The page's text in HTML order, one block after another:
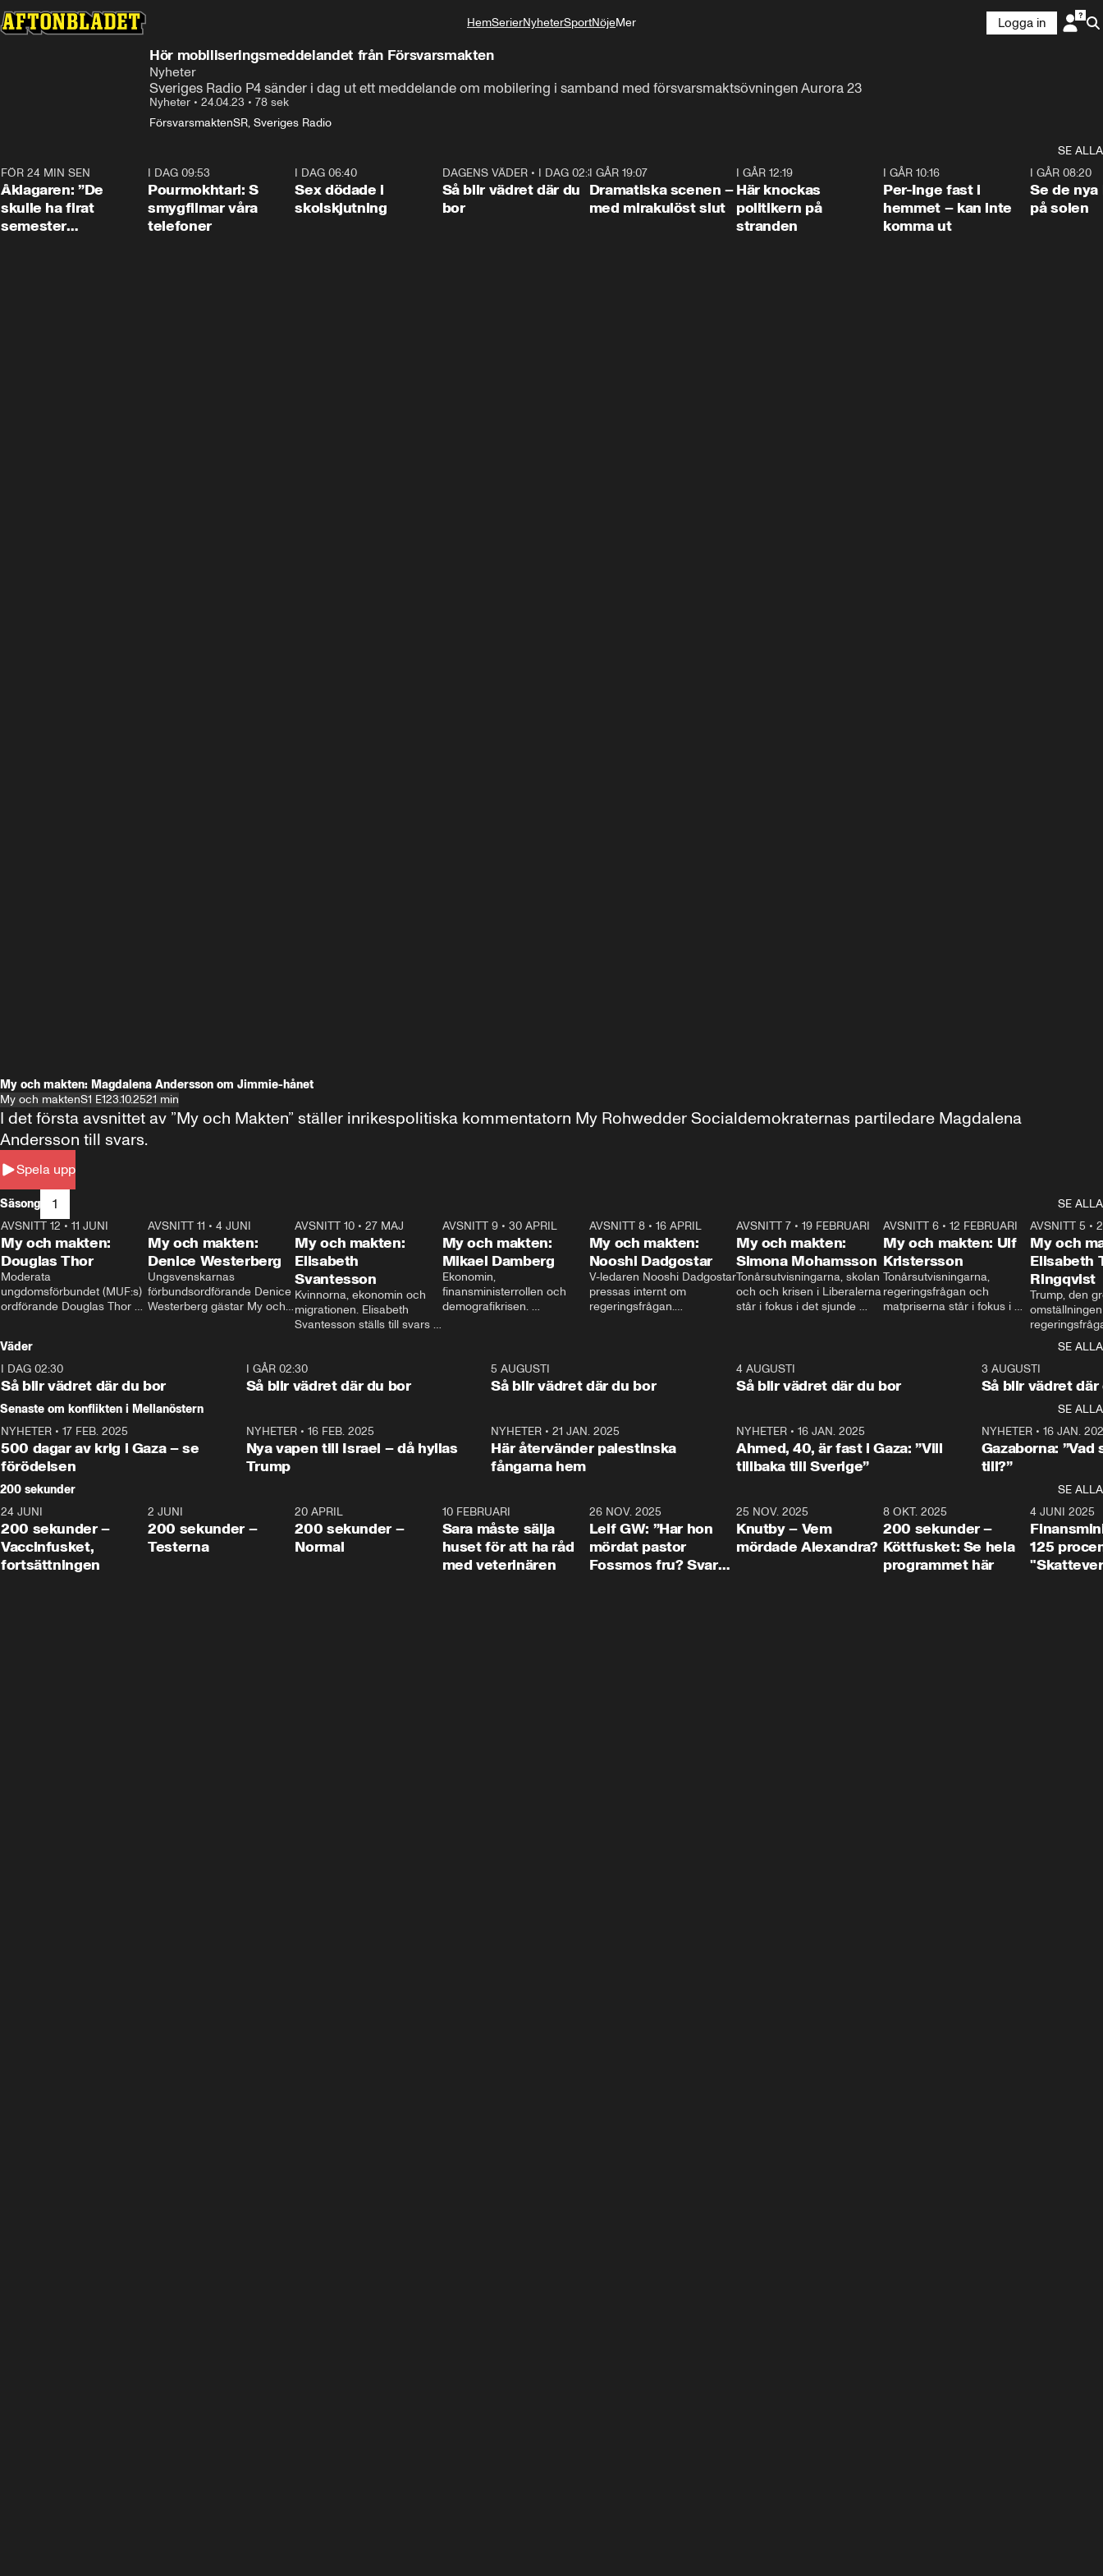
HemSerierNyheterSportNöjeMer
Logga in
Hör mobiliseringsmeddelandet från Försvarsmakten
Nyheter
Sveriges Radio P4 sänder i dag ut ett meddelande om mobilering i samband med försvarsmaktsövningen Aurora 23
Nyheter • 24.04.23 • 78 sek
FörsvarsmaktenSR, Sveriges Radio
SE ALLA
FÖR 24 MIN SEN
Åklagaren: ”De
skulle ha firat
semester
I DAG 09:53
Pourmokhtari: S
smygfilmar våra
telefoner
I DAG 06:40
Sex dödade i
skolskjutning
1:06
DAGENS VÄDER• I DAG 02:30
Så blir vädret där du
bor
I GÅR 19:07
Dramatiska scenen –
med mirakulöst slut
I GÅR 12:19
Här knockas
politikern på
stranden
I GÅR 10:16
Per-Inge fast i
hemmet – kan inte
komma ut
I GÅR 08:20
Se de
på solen
My och makten: Magdalena Andersson om Jimmie-hånet
My och maktenS1 E123.10.2521 min
Spela upp
I det första avsnittet av ”My och Makten” ställer inrikespolitiska kommentatorn My Rohwedder Socialdemokraternas partiledare Magdalena
Andersson till svars.
Säsong 1
SE ALLA
26:27
AVSNITT 12 • 11 JUNI
My och makten:
Douglas Thor
Moderata
ungdomsförbundet (MUF:s)
ordförande Douglas Thor
tonårsutvisningarna och hur
Moderaterna ska locka
väljare till valet i höst.
23:40
AVSNITT 11 •4 JUNI
My och makten:
Denice Westerberg
Ungsvenskarnas
förbundsordförande Denice
Westerberg gästar My och
AVSNITT 10 •27 MAJ
My och makten:
Elisabeth
Svantesson
Kvinnorna, ekonomin och
migrationen. Elisabeth
Svantesson ställs till svars
AVSNITT 9• 30 APRIL
My och makten:
Mikael Damberg
Ekonomin,
finansministerrollen och
demografikrisen.
och Makten.
AVSNITT 8• 16 APRIL
My och makten:
Nooshi Dadgostar
V-ledaren Nooshi Dadgostar
pressas internt om
regeringsfrågan.
– Vi ställer upp i val. Ska vi
vara med så sitter vi förstås
24:30
AVSNITT 7• 19 FEBRUARI
My och makten:
Simona Mohamsson
Tonårsutvisningarna, skolan
och och krisen i Liberalerna
står i fokus i det sjunde
kommentator My
Rohwedder ställer
utbildnings- och
Mohamsson till svars.
27:30
AVSNITT 6 •12 FEBRUARI
My och makten: Ulf
Kristersson
Tonårsutvisningarna,
regeringsfrågan och
matpriserna står i fokus i
Rohwedder ställer
statsminister Ulf Kristersson
AVSNITT 5 •
My och
Elisabeth
Ringqvist
Trump, den
centrum i
avsnittet av
Makten”. Se
Aftonbladets
Rohwedder
Thand Ring
Väder
SE ALLA
I DAG 02:30
Så blir vädret där du bor
1:06
I GÅR 02:30
Så blir vädret där du bor
5 AUGUSTI
Så blir vädret där du bor
4 AUGUSTI
Så blir vädret där du bor
3 AUGUSTI
Så blir vädret där
Senaste om konflikten i Mellanöstern
SE ALLA
NYHETER • 17 FEB. 2025
500 dagar av krig i Gaza – se
förödelsen
NYHETER• 16 FEB. 2025
Nya vapen till Israel – då hyllas
Trump
NYHETER •21 JAN. 2025
Här återvänder palestinska
fångarna hem
NYHETER• 16 JAN. 2025
Ahmed, 40, är fast i Gaza: ”Vill
tillbaka till Sverige”
NYHETER• 16 JAN.
Gazaborna:
till?”
200 sekunder
SE ALLA
5:00
24 JUNI
200 sekunder –
Vaccinfusket,
fortsättningen
4:23
2 JUNI
200 sekunder –
Testerna
20 APRIL
200 sekunder –
Normal
10 FEBRUARI
Sara måste sälja
huset för att ha råd
med veterinären
26 NOV. 2025
Leif GW: ”Har hon
mördat pastor
Fossmos fru? Svar
31:05
25 NOV. 2025
Knutby – Vem
mördade Alexandra?
4:29
8 OKT. 2025
200 sekunder –
Köttfusket: Se hela
programmet här
4 JUNI 2025
125